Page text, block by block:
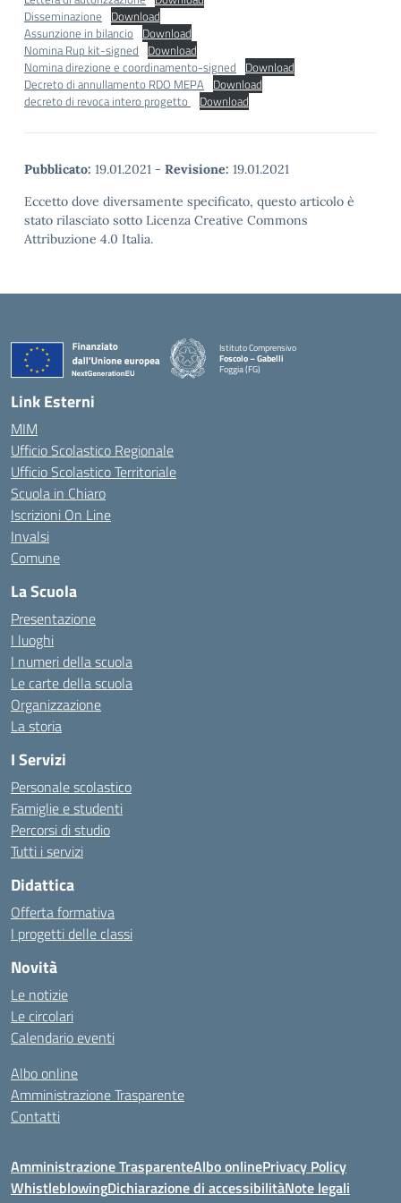
Disseminazione Download
Assunzione in bilancio Download
Nomina Rup kit-signed Download
Nomina direzione e coordinamento-signed Download
Decreto di annullamento RDO MEPA Download
decreto di revoca intero progetto
Download
Pubblicato: 19.01.2021 - Revisione: 19.01.2021
Eccetto dove diversamente specificato, questo articolo è
stato rilasciato sotto Licenza Creative Commons
Attribuzione 4.0 Italia.
Istituto Comprensivo
Foscolo – Gabelli
Foggia (FG)
— Visita la pagina iniziale della scuola
Link Esterni
MIM
Ufficio Scolastico Regionale
Ufficio Scolastico Territoriale
Scuola in Chiaro
Iscrizioni On Line
Invalsi
Comune
La Scuola
Presentazione
I luoghi
I numeri della scuola
Le carte della scuola
Organizzazione
La storia
I Servizi
Personale scolastico
Famiglie e studenti
Percorsi di studio
Tutti i servizi
Didattica
Offerta formativa
I progetti delle classi
Novità
Le notizie
Le circolari
Calendario eventi
Albo online
Amministrazione Trasparente
Contatti
Amministrazione TrasparenteAlbo onlinePrivacy Policy
WhistleblowingDichiarazione di accessibilitàNote legali